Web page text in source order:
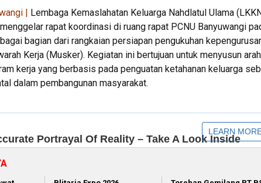
| Lembaga Kemaslahatan Keluarga Nahdlatul Ulama
rapat koordinasi di ruang rapat PCNU Banyuwangi
bagian dari rangkaian persiapan pengukuhan
Kerja (Musker). Kegiatan ini bertujuan untuk menyusun arah
kerja yang berbasis pada penguatan ketahanan keluarga
dalam pembangunan masyarakat.